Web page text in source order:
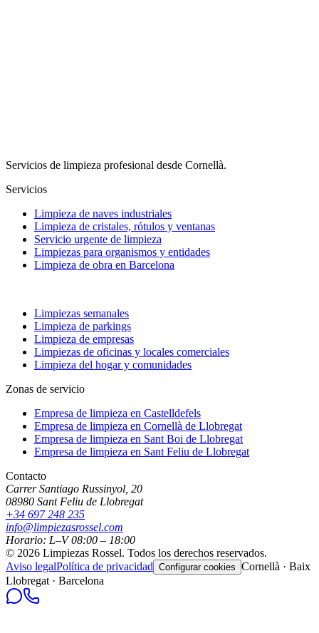
Servicios de limpieza profesional desde Cornellà.
Servicios
Limpieza de naves industriales
Limpieza de cristales, rótulos y ventanas
Servicio urgente de limpieza
Limpiezas para organismos y entidades
Limpieza de obra en Barcelona
Limpiezas semanales
Limpieza de parkings
Limpieza de empresas
Limpiezas de oficinas y locales comerciales
Limpieza del hogar y comunidades
Zonas de servicio
Empresa de limpieza en Castelldefels
Empresa de limpieza en Cornellà de Llobregat
Empresa de limpieza en Sant Boi de Llobregat
Empresa de limpieza en Sant Feliu de Llobregat
Contacto
Carrer Santiago Russinyol, 20
08980 Sant Feliu de Llobregat
+34 697 248 235
info@limpiezasrossel.com
Horario: L–V 08:00 – 18:00
© 2026 Limpiezas Rossel. Todos los derechos reservados.
Aviso legalPolítica de privacidad Configurar cookies Cornellà · Baix
Llobregat · Barcelona